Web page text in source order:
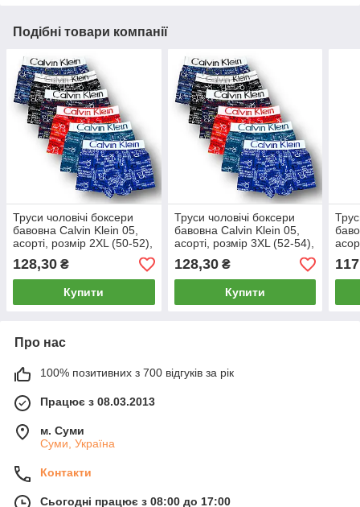
Подібні товари компанії
Труси чоловічі боксери
бавовна Calvin Klein 05,
асорті, розмір 2XL (50-52),
09127
128,30 ₴
Купити
Труси чоловічі боксери
бавовна Calvin Klein 05,
асорті, розмір 3XL (52-54),
09128
128,30₴
Купити
2XL
Про нас
100% позитивних з 700 відгуків за рік
Працює з 08.03.2013
м. Суми
Суми, Україна
Контакти
Сьогодні працює з 08:00 до 17:00